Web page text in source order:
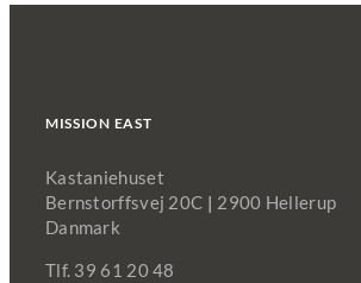
MISSION EAST
Kastaniehuset
Bernstorffsvej 20C | 2900 Hellerup
Danmark
Tlf. 39 61 20 48